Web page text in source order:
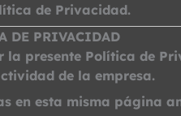
de Privacidad.
DE PRIVACIDAD
la presente Política de
de la empresa.
en esta misma página